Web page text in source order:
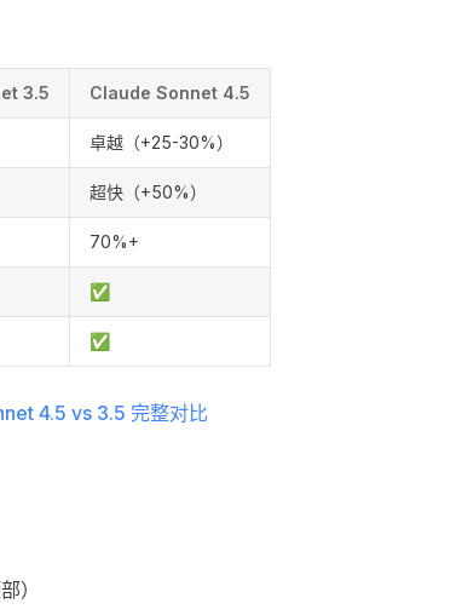
3.5 Claude Sonnet 4.5
卓越（+25-30%）
超快（+50%）
70%+
✅
✅
4.5 vs 3.5 完整对比
）